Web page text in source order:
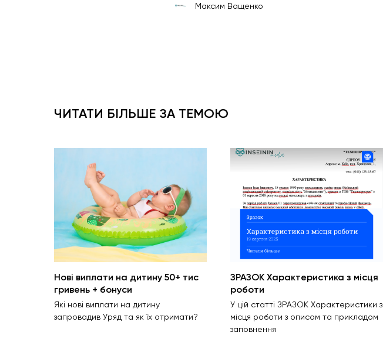
Максим Ващенко
ЧИТАТИ БІЛЬШЕ ЗА ТЕМОЮ
Нові виплати на дитину 50+ тис
гривень + бонуси
Які нові виплати на дитину
запровадив Уряд та як їх отримати?
ЗРАЗОК Характеристика з місця
роботи
У цій статті ЗРАЗОК Характеристики з
місця роботи з описом та прикладом
заповнення